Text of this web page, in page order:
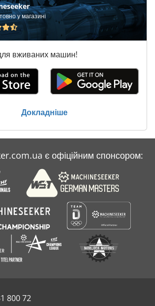
у магазині
вживаних машин!
Докладніше
є офіційним спонсором:
800 72